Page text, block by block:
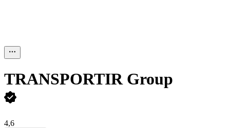
TRANSPORTIR Group
4,6